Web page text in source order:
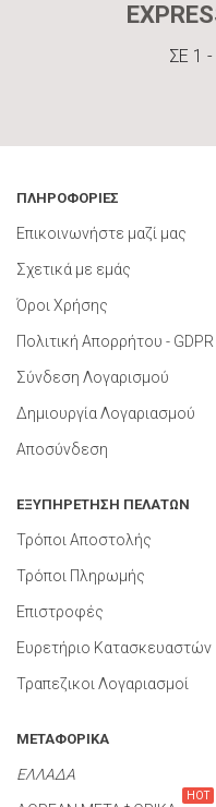
ΣΕ 1
ΠΛΗΡΟΦΟΡΙΕΣ
Επικοινωνήστε μαζί μας
Σχετικά με εμάς
Όροι Χρήσης
Πολιτική Απορρήτου - GDPR
Σύνδεση Λογαρισμού
Δημιουργία Λογαριασμού
Αποσύνδεση
ΕΞΥΠΗΡΕΤΗΣΗ ΠΕΛΑΤΩΝ
Τρόποι Αποστολής
Τρόποι Πληρωμής
Επιστροφές
Ευρετήριο Κατασκευαστών
Τραπεζικοι Λογαριασμοί
ΜΕΤΑΦΟΡΙΚΑ
ΕΛΛΑΔΑ
HOT